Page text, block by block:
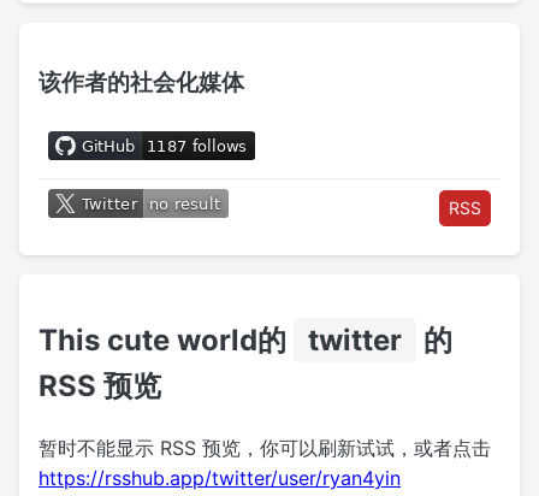
This cute world的 twitter
的
RSS 预览
暂时不能显示 RSS 预览，你可以刷新试试，或者点击
https://rsshub.app/twitter/user/ryan4yin
该作者的社会化媒体
RSS